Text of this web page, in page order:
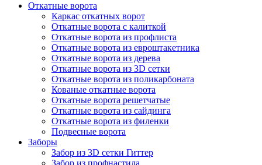
Откатные ворота
Каркас откатных ворот
Откатные ворота с калиткой
Откатные ворота из профлиста
Откатные ворота из евроштакетника
Откатные ворота из дерева
Откатные ворота из 3D сетки
Откатные ворота из поликарбоната
Кованые откатные ворота
Откатные ворота решетчатые
Откатные ворота из сайдинга
Откатные ворота из филенки
Подвесные ворота
Заборы
Забор из 3D сетки Гиттер
Забор из профнастила